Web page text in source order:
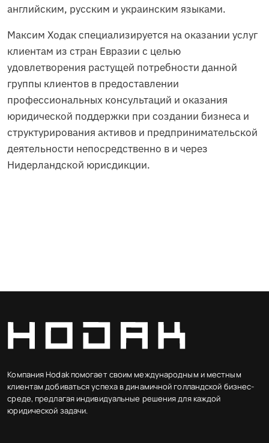
английским, русским и украинским языками.
Максим Ходак специализируется на оказании услуг
клиентам из стран Евразии с целью
удовлетворения растущей потребности данной
группы клиентов в предоставлении
профессиональных консультаций и оказания
юридической поддержки при создании бизнеса и
структурирования активов и предпринимательской
деятельности непосредственно в и через
Нидерландской юрисдикции.
Компания Hodak помогает своим международным и местным
клиентам добиваться успеха в динамичной голландской бизнес-
среде, предлагая индивидуальные решения для каждой
юридической задачи.